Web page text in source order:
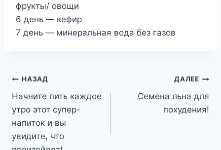
фрукты/ овощи
6 день — кефир
7 день — минеральная вода без газов
Навигация
по
записям
НАЗАД
Начните пить каждое
утро этот супер-
напиток и вы
увидите, что
ДАЛЕЕ
Семена льна для
похудения!